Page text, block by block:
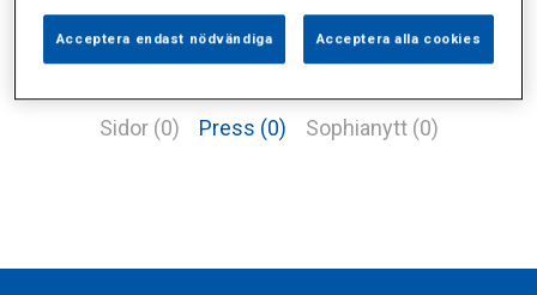
Sidor (0) Press (0) Sophianytt (0)
Acceptera endast nödvändiga Acceptera alla cookies